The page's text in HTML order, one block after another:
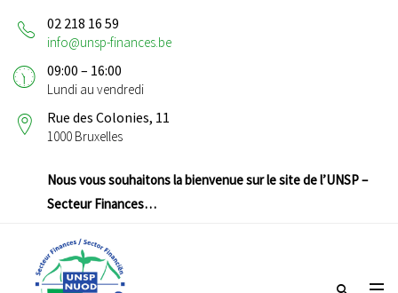
02 218 16 59
info@unsp-finances.be
09:00 – 16:00
Lundi au vendredi
Rue des Colonies, 11
1000 Bruxelles
Nous vous souhaitons la bienvenue sur le site de l’UNSP –
Secteur Finances…